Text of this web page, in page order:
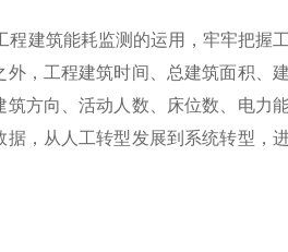
建筑能耗监测的运用，牢牢把握
，工程建筑时间、总建筑面积、
方向、活动人数、床位数、电力
，从人工转型发展到系统转型，